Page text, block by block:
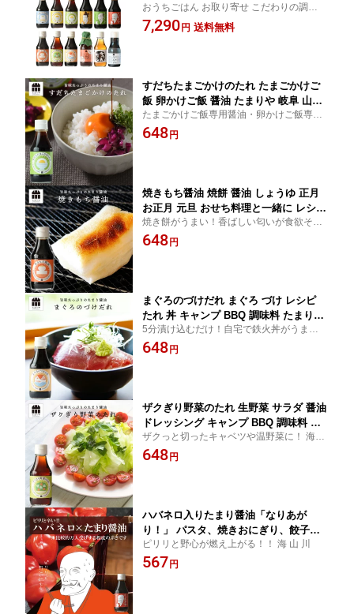
料 しょうゆ たまり つけ かけ だし たま
ごかけ TKG だし醤油 高級醤油 送料無
おうちごはん お取り寄せ こだわりの調味料
岐阜 山川醸造 たまり醤油 福袋
7,290 円 送料無料
すだちたまごかけのたれ たまごかけご
飯 卵かけご飯 醤油 たまりや 岐阜 山川
醸造 調味料 贅沢なたまり醤油 を お取
り寄せ おすすめ 調味料 しょうゆ たま
たまごかけご飯専用醤油・卵かけご飯専用
醤油 朝の食卓はこれでスタート！！ご飯の
友 キャンプ BBQ 調味料 毎日の食卓をちょ
648 円
焼きもち醤油 焼餅 醤油 しょうゆ 正月
お正月 元旦 おせち料理と一緒に レシピ
キャンプ BBQ 調味料 たまりや 岐阜・
山川醸造 高級醤油
焼き餅がうまい！香ばしい匂いが食欲そそ
るよ！
648 円
まぐろのづけだれ まぐろ づけ レシピ
たれ 丼 キャンプ BBQ 調味料 たまりや
岐阜・山川醸造 高級醤油
5分漬け込むだけ！自宅で鉄火丼がうま
い！！
648 円
ザクぎり野菜のたれ 生野菜 サラダ 醤油
ドレッシング キャンプ BBQ 調味料 た
まりや 岐阜・山川醸造 アウトドア 料理
野外 フェス 高級醤油
ザクっと切ったキャベツや温野菜に！ 海 山
川
648 円
ハバネロ入りたまり醤油「なりあが
り！」 パスタ、焼きおにぎり、餃子、
焼き魚、焼きもち 麒麟がくる 斎藤道三
×たまり キャンプ BBQ 調味料 たまりや
ピリリと野心が燃え上がる！！ 海 山 川
567 円